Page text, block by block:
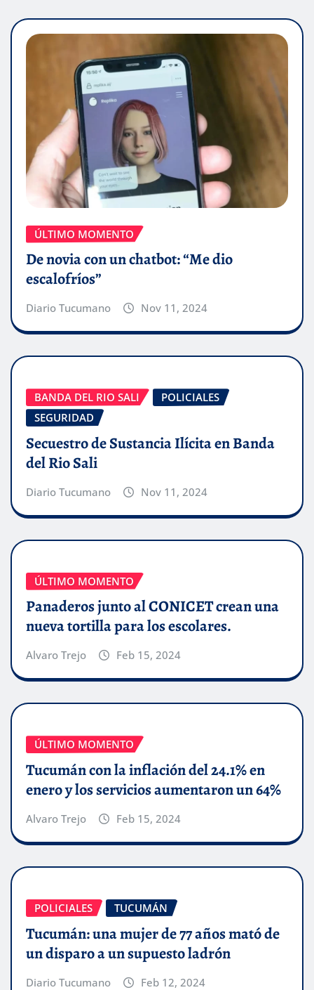
ÚLTIMO MOMENTO
De novia con un chatbot: “Me dio
escalofríos”
Diario Tucumano Nov 11, 2024
BANDA DEL RIO SALI
POLICIALES
SEGURIDAD
Secuestro de Sustancia Ilícita en Banda
del Rio Sali
Diario Tucumano Nov 11, 2024
ÚLTIMO MOMENTO
Panaderos junto al CONICET crean una
nueva tortilla para los escolares.
Alvaro Trejo Feb 15, 2024
ÚLTIMO MOMENTO
Tucumán con la inflación del 24.1% en
enero y los servicios aumentaron un 64%
Alvaro Trejo Feb 15, 2024
POLICIALES TUCUMÁN
Tucumán: una mujer de 77 años mató de
un disparo a un supuesto ladrón
Diario Tucumano Feb 12, 2024